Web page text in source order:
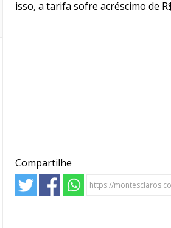
isso, a tarifa sofre acréscimo de
Compartilhe